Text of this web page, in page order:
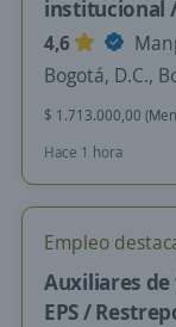
institucional
4,6
Bogotá, D.C.,
$ 1.713.000,00
Hace 1 hora
Empleo
Auxiliares
EPS /